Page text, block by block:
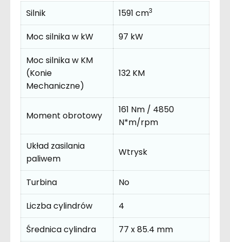
Silnik 1591 cm3
Moc silnika w kW
97 kW
Moc silnika w KM
(Konie
Mechaniczne)
132 KM
Moment obrotowy
161 Nm / 4850
N*m/rpm
Układ zasilania
paliwem
Wtrysk
Turbina
No
Liczba cylindrów
4
Średnica cylindra
77 x 85.4 mm